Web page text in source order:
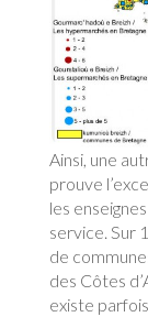
Ainsi, une
prouve
les
service. Sur
de
des Côtes
existe